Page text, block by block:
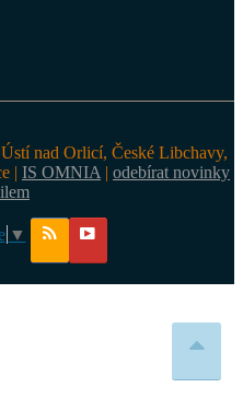
nad Orlicí, České Libchavy,
| IS OMNIA | odebírat novinky
▼